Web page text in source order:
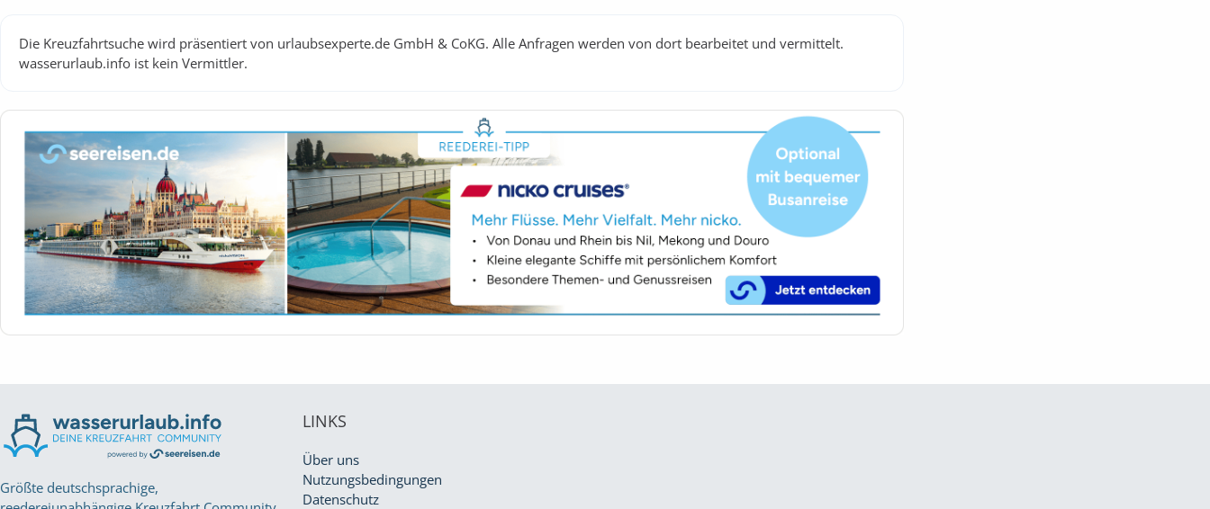
Die Kreuzfahrtsuche wird präsentiert von urlaubsexperte.de GmbH & CoKG. Alle Anfragen werden von dort bearbeitet und vermittelt.
wasserurlaub.info ist kein Vermittler.
Größte deutschsprachige,
LINKS
Über uns
Nutzungsbedingungen
Datenschutz